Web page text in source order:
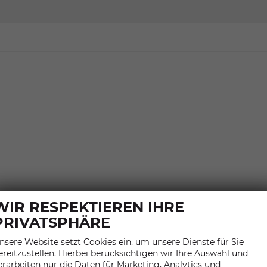
ANSPRECHPARTNER
ANFAHRT
RESPEKTIEREN IHRE
Website setzt Cookies ein, um unsere Dienste für Sie
Hierbei berücksichtigen wir Ihre Auswahl und
nur die Daten für Marketing, Analytics und